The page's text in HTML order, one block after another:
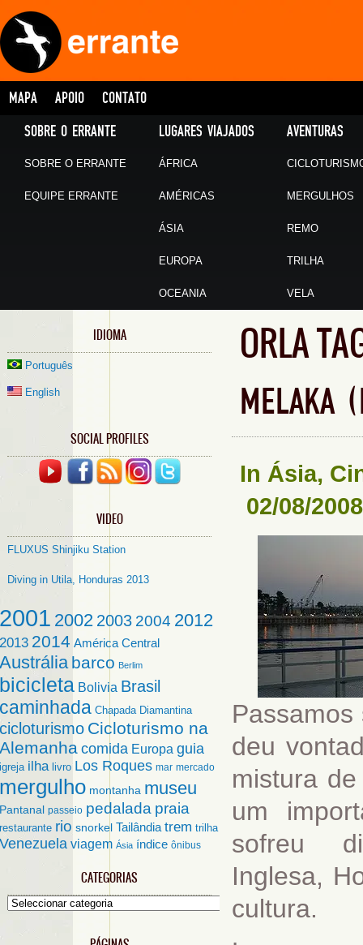
MAPA APOIO CONTATO
SOBRE O ERRANTE
SOBRE O ERRANTE
EQUIPE ERRANTE
LUGARES VIAJADOS
ÁFRICA
AMÉRICAS
ÁSIA
EUROPA
OCEANIA
AVENTURAS
MERGULHOS
REMO
TRILHA
VELA
IDIOMA
Português
English
SOCIAL PROFILES
VIDEO
FLUXUS Shinjiku Station
Diving in Utila, Honduras 2013
2001 2002 2003 2004 2012
2013 2014 América Central
Austrália barco Berlim
bicicleta Bolivia Brasil
caminhada Chapada Diamantina
cicloturismo Cicloturismo na
Alemanha comida Europa guia
igreja ilha livro Los Roques mar mercado
mergulho montanha museu
Pantanal passeio pedalada praia
restaurante rio snorkel Tailândia trem trilha
Venezuela viagem Ásia índice ônibus
CATEGORIAS
Categorias
ORLA
MELAKA
In Ásia,
02/08/2008
deu
mistura
um
sofreu
Inglesa,
cultura.